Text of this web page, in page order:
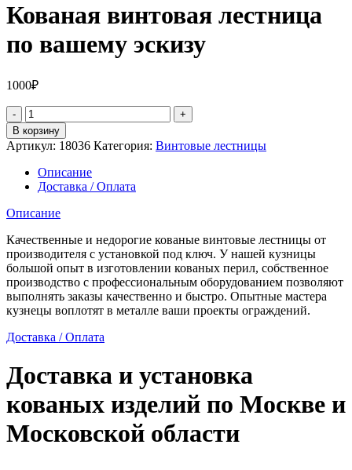
Кованая винтовая лестница
по вашему эскизу
1000₽
Количество
товара
Кованая
винтовая
лестница
по
вашему
эскизу
В корзину
Артикул: 18036 Категория: Винтовые лестницы
Описание
Доставка / Оплата
Описание
Качественные и недорогие кованые винтовые лестницы от
производителя с установкой под ключ. У нашей кузницы
большой опыт в изготовлении кованых перил, собственное
производство с профессиональным оборудованием позволяют
выполнять заказы качественно и быстро. Опытные мастера
кузнецы воплотят в металле ваши проекты ограждений.
Доставка / Оплата
Доставка и установка
кованых изделий по Москве и
Московской области